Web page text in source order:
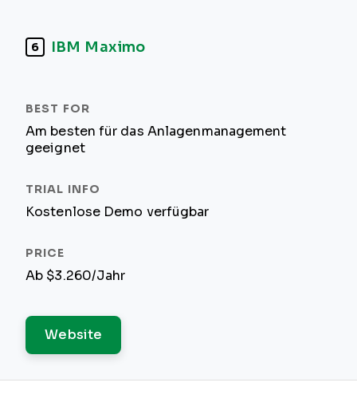
6 IBM Maximo
Am besten für das Anlagenmanagement
geeignet
Kostenlose Demo verfügbar
Ab $3.260/Jahr
Website